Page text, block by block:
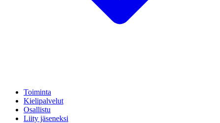
Toiminta
Kielipalvelut
Osallistu
Liity jäseneksi